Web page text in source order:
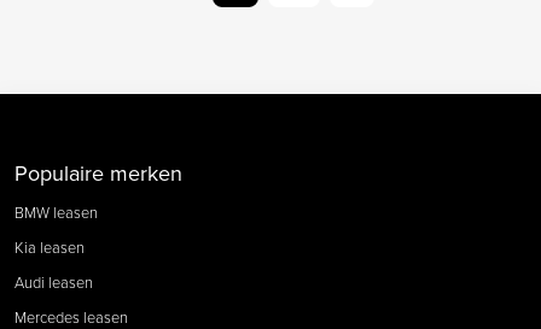
Populaire merken
BMW leasen
Kia leasen
Audi leasen
Mercedes leasen